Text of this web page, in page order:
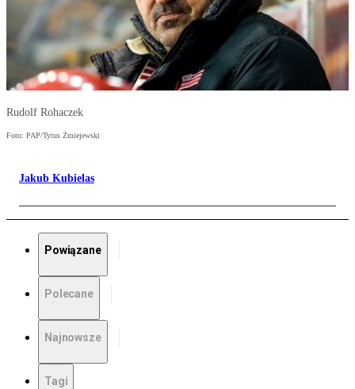
Rudolf Rohaczek
Foto: PAP/Tytus Żmiejewski
Jakub Kubielas
Powiązane
Polecane
Najnowsze
Tagi